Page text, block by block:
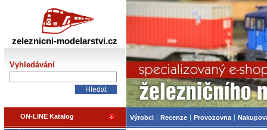
zeleznicni-modelarstvi.cz
Vyhledávání
ON-LINE Katalog
Železniční
Výrobci Recenze Provozovna